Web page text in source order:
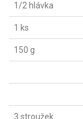
1/2 hlávka
1 ks
150 g
3 stroužek